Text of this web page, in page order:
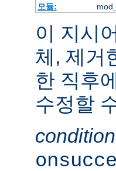
모듈:
이 지시
체, 제거
한 직후
수정할
condition